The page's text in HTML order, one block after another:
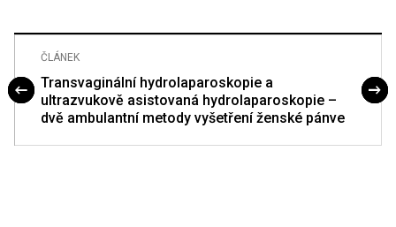
ČLÁNEK
Transvaginální hydrolaparoskopie a
ultrazvukově asistovaná hydrolaparoskopie –
dvě ambulantní metody vyšetření ženské pánve